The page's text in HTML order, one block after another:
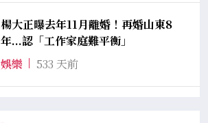
楊大正曝去年11月離婚！再婚山東8
年...認「工作家庭難平衡」
娛樂
533 天前